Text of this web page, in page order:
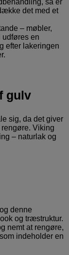
det med et
– møbler,
udføres en
efter lakeringen
gulv
sig, da det giver
Viking
– naturlak og
denne
og træstruktur.
nemt at rengøre,
indeholder en